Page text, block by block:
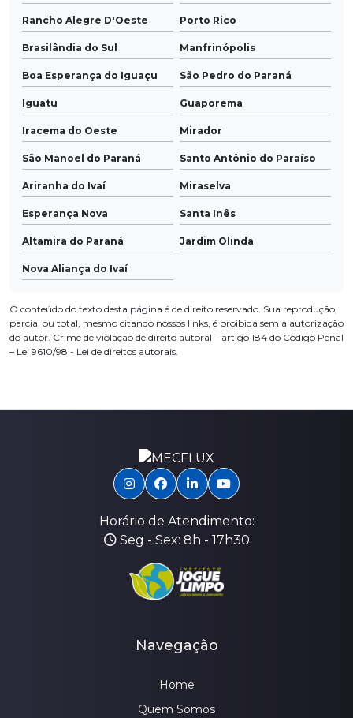
Rancho Alegre D'Oeste Porto Rico
Brasilândia do Sul Manfrinópolis
Boa Esperança do Iguaçu São Pedro do Paraná
Iguatu Guaporema
Iracema do Oeste Mirador
São Manoel do Paraná Santo Antônio do Paraíso
Ariranha do Ivaí Miraselva
Esperança Nova Santa Inês
Altamira do Paraná Jardim Olinda
Nova Aliança do Ivaí
O conteúdo do texto desta página é de direito reservado. Sua reprodução,
parcial ou total, mesmo citando nossos links, é proibida sem a autorização
do autor. Crime de violação de direito autoral – artigo 184 do Código Penal
– Lei 9610/98 - Lei de direitos autorais.
Horário de Atendimento:
Seg - Sex: 8h - 17h30
Navegação
Home
Quem Somos